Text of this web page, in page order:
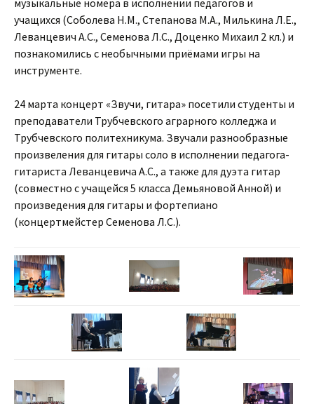
учащихся (Соболева Н.М., Степанова М.А., Милькина Л.Е.,
Леванцевич А.С., Семенова Л.С., Доценко Михаил 2 кл.) и
познакомились с необычными приёмами игры на
инструменте.
24 марта концерт «Звучи, гитара» посетили студенты и
преподаватели Трубчевского аграрного колледжа и
Трубчевского политехникума. Звучали разнообразные
произвеления для гитары соло в исполнении педагога-
гитариста Леванцевича А.С., а также для дуэта гитар
(совместно с учащейся 5 класса Демьяновой Анной) и
произведения для гитары и фортепиано
(концертмейстер Семенова Л.С.).